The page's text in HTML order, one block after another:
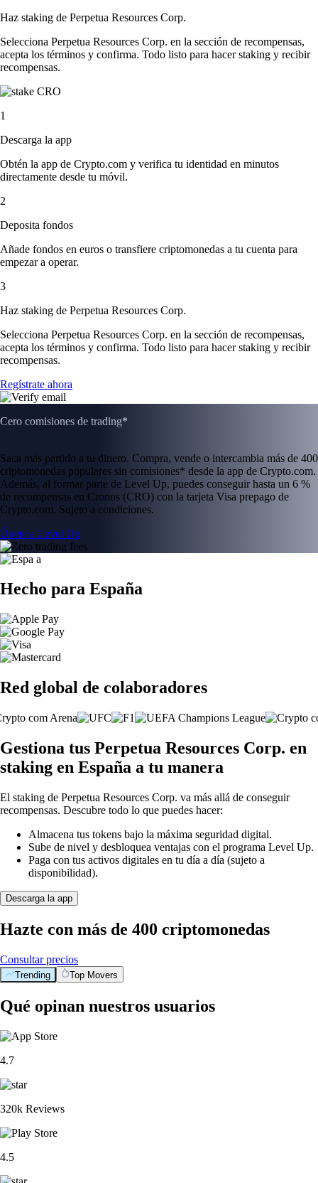
Haz staking de Perpetua Resources Corp.
Selecciona Perpetua Resources Corp. en la sección de recompensas,
acepta los términos y confirma. Todo listo para hacer staking y recibir
recompensas.
1
Descarga la app
Obtén la app de Crypto.com y verifica tu identidad en minutos
directamente desde tu móvil.
2
Deposita fondos
Añade fondos en euros o transfiere criptomonedas a tu cuenta para
empezar a operar.
3
Haz staking de Perpetua Resources Corp.
Selecciona Perpetua Resources Corp. en la sección de recompensas,
acepta los términos y confirma. Todo listo para hacer staking y recibir
recompensas.
Regístrate ahora
Cero comisiones de trading*
Saca más partido a tu dinero. Compra, vende o intercambia más de 400
criptomonedas populares sin comisiones* desde la app de Crypto.com.
Además, al formar parte de Level Up, puedes conseguir hasta un 6 %
de recompensas en Cronos (CRO) con la tarjeta Visa prepago de
Crypto.com. Sujeto a condiciones.
Únete a Level Up
Hecho para España
Red global de colaboradores
Gestiona tus Perpetua Resources Corp. en
staking en España a tu manera
El staking de Perpetua Resources Corp. va más allá de conseguir
recompensas. Descubre todo lo que puedes hacer:
Almacena tus tokens bajo la máxima seguridad digital.
Sube de nivel y desbloquea ventajas con el programa Level Up.
Paga con tus activos digitales en tu día a día (sujeto a
disponibilidad).
Descarga la app
Hazte con más de 400 criptomonedas
Consultar precios
Trending Top Movers
Qué opinan nuestros usuarios
4.7
320k Reviews
4.5